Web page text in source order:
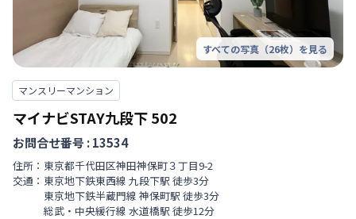
すべての写真（26枚）を見る
マンスリーマンション
マイナビSTAY九段下502
お問合せ番号 :13534
住所： 東京都千代田区神田神保町３丁目9-2
交通： 東京地下鉄東西線 九段下駅 徒歩3分
東京地下鉄半蔵門線 神保町駅 徒歩3分
総武・中央緩行線 水道橋駅 徒歩12分